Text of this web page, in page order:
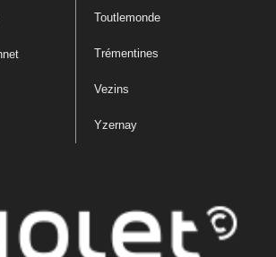
Toutlemonde
Trémentines
Vezins
Yzernay